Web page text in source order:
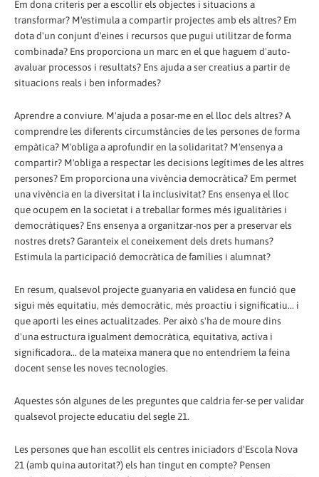
Em dona criteris per a escollir els objectes i situacions a
transformar? M'estimula a compartir projectes amb els altres? Em
dota d'un conjunt d'eines i recursos que pugui utilitzar de forma
combinada? Ens proporciona un marc en el que haguem d'auto-
avaluar processos i resultats? Ens ajuda a ser creatius a partir de
situacions reals i ben informades?
Aprendre a conviure. M'ajuda a posar-me en el lloc dels altres? A
comprendre les diferents circumstàncies de les persones de forma
empàtica? M'obliga a aprofundir en la solidaritat? M'ensenya a
compartir? M'obliga a respectar les decisions legítimes de les altres
persones? Em proporciona una vivència democràtica? Em permet
una vivència en la diversitat i la inclusivitat? Ens ensenya el lloc
que ocupem en la societat i a treballar formes més igualitàries i
democràtiques? Ens ensenya a organitzar-nos per a preservar els
nostres drets? Garanteix el coneixement dels drets humans?
Estimula la participació democràtica de famílies i alumnat?
En resum, qualsevol projecte guanyaria en validesa en funció que
sigui més equitatiu, més democràtic, més proactiu i significatiu... i
que aporti les eines actualitzades. Per això s'ha de moure dins
d'una estructura igualment democràtica, equitativa, activa i
significadora... de la mateixa manera que no entendríem la feina
docent sense les noves tecnologies.
Aquestes són algunes de les preguntes que caldria fer-se per validar
qualsevol projecte educatiu del segle 21.
Les persones que han escollit els centres iniciadors d'Escola Nova
21 (amb quina autoritat?) els han tingut en compte? Pensen